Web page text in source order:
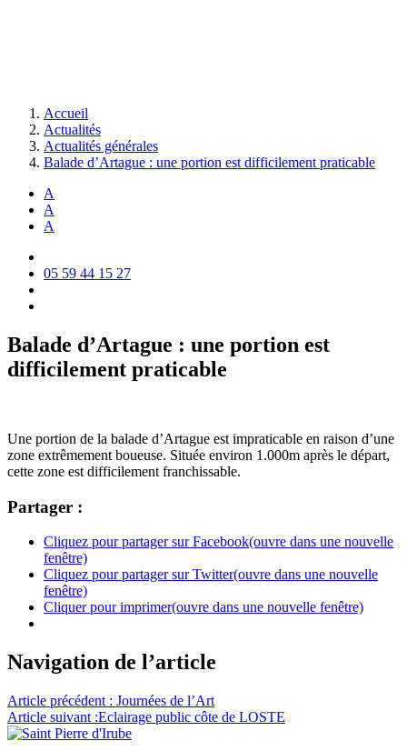
Accueil
Actualités
Actualités générales
Balade d’Artague : une portion est difficilement praticable
A
A
A
05 59 44 15 27
Balade d’Artague : une portion est
difficilement praticable
Une portion de la balade d’Artague est impraticable en raison d’une
zone extrêmement boueuse. Située environ 1.000m après le départ,
cette zone est difficilement franchissable.
Partager :
Cliquez pour partager sur Facebook(ouvre dans une nouvelle
fenêtre)
Cliquez pour partager sur Twitter(ouvre dans une nouvelle
fenêtre)
Cliquer pour imprimer(ouvre dans une nouvelle fenêtre)
Navigation de l’article
Article précédent : Journées de l’Art
Article suivant :Eclairage public côte de LOSTE